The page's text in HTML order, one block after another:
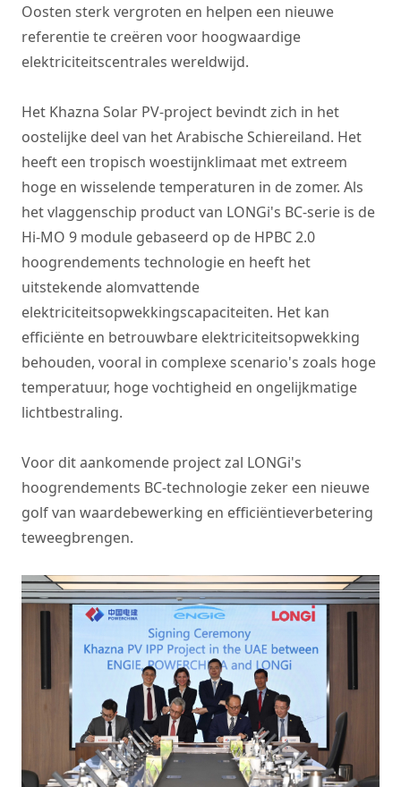
Oosten sterk vergroten en helpen een nieuwe
referentie te creëren voor hoogwaardige
elektriciteitscentrales wereldwijd.
Het Khazna Solar PV-project bevindt zich in het
oostelijke deel van het Arabische Schiereiland. Het
heeft een tropisch woestijnklimaat met extreem
hoge en wisselende temperaturen in de zomer. Als
het vlaggenschip product van LONGi's BC-serie is de
Hi-MO 9 module gebaseerd op de HPBC 2.0
hoogrendements technologie en heeft het
uitstekende alomvattende
elektriciteitsopwekkingscapaciteiten. Het kan
efficiënte en betrouwbare elektriciteitsopwekking
behouden, vooral in complexe scenario's zoals hoge
temperatuur, hoge vochtigheid en ongelijkmatige
lichtbestraling.
Voor dit aankomende project zal LONGi's
hoogrendements BC-technologie zeker een nieuwe
golf van waardebewerking en efficiëntieverbetering
teweegbrengen.